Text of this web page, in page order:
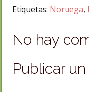
Etiquetas: Noruega,
No hay
Publicar